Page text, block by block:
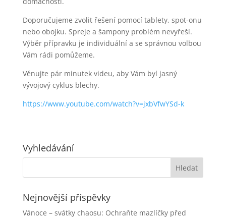
Doporučujeme zvolit řešení pomocí tablety, spot-onu
nebo obojku. Spreje a šampony problém nevyřeší.
Výběr přípravku je individuální a se správnou volbou
Vám rádi pomůžeme.
Věnujte pár minutek videu, aby Vám byl jasný
vývojový cyklus blechy.
https://www.youtube.com/watch?v=jxbVfwYSd-k
Vyhledávání
Nejnovější příspěvky
Vánoce – svátky chaosu: Ochraňte mazlíčky před